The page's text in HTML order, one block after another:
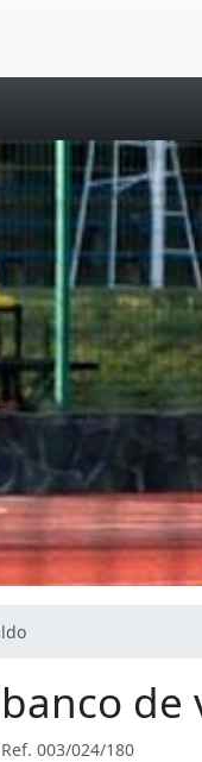
banco de
Ref. 003/024/180